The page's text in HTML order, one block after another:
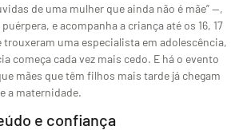
de uma mulher que ainda não é mãe” —,
e acompanha a criança até os 16, 17
trouxeram uma especialista em adolescência,
começa cada vez mais cedo. E há o evento
mães que têm filhos mais tarde já chegam
a maternidade.
e confiança